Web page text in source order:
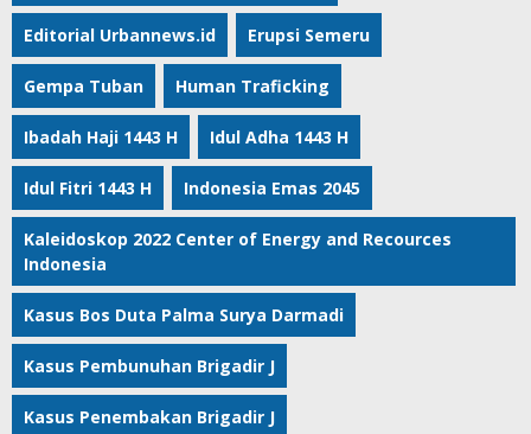
Editorial Urbannews.id Erupsi Semeru
Gempa Tuban Human Traficking
Ibadah Haji 1443 H Idul Adha 1443 H
Idul Fitri 1443 H Indonesia Emas 2045
Kaleidoskop 2022 Center of Energy and Recources
Indonesia
Kasus Bos Duta Palma Surya Darmadi
Kasus Pembunuhan Brigadir J
Kasus Penembakan Brigadir J